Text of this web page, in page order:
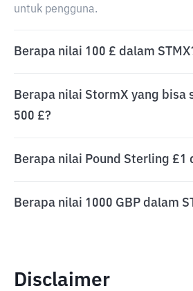
untuk pengguna.
Berapa nilai 100 £ dalam
Berapa nilai StormX yang bisa
500 £?
Berapa nilai Pound Sterling £1
Berapa nilai 1000 GBP dalam
Disclaimer